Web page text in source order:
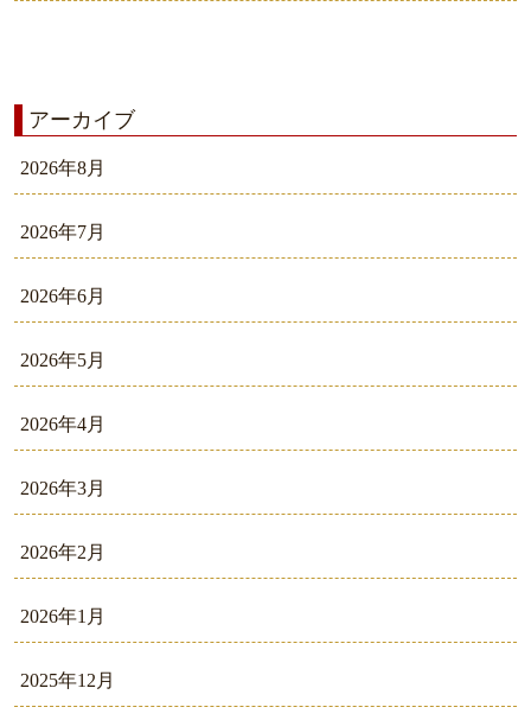
アーカイブ
2026年8月
2026年7月
2026年6月
2026年5月
2026年4月
2026年3月
2026年2月
2026年1月
2025年12月